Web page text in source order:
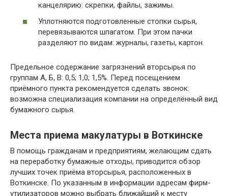
канцелярию: скрепки, файлы, зажимы.
Уплотняются подготовленные стопки сырья,
перевязываются шпагатом. При этом пачки
разделяют по видам: журналы, газеты, картон.
Предельное содержание загрязнений вторсырья по
группам А, Б, В: 0,5; 1,0; 1,5%. Перед посещением
приёмного пункта рекомендуется сделать звонок:
возможна специализация компании на определённый вид
бумажного сырья.
Места приема макулатуры в Воткинске
В помощь гражданам и предприятиям, желающим сдать
на переработку бумажные отходы, приводится обзор
лучших точек приёма вторсырья, расположенных в
Воткинске. По указанным в информации адресам фирм-
утилизаторов можно выбрать ближайший к месту